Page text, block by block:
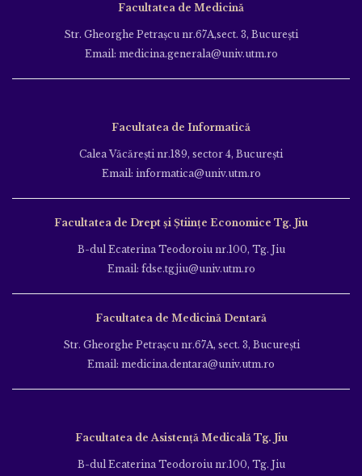
Facultatea de Medicină
Str. Gheorghe Petraşcu nr.67A,sect. 3, Bucureşti
Email: medicina.generala@univ.utm.ro
Facultatea de Informatică
Calea Văcăreşti nr.189, sector 4, Bucureşti
Email: informatica@univ.utm.ro
Facultatea de Drept și Științe Economice Tg. Jiu
B-dul Ecaterina Teodoroiu nr.100, Tg. Jiu
Email: fdse.tgjiu@univ.utm.ro
Facultatea de Medicină Dentară
Str. Gheorghe Petraşcu nr.67A, sect. 3, Bucureşti
Email: medicina.dentara@univ.utm.ro
Facultatea de Asistență Medicală Tg. Jiu
B-dul Ecaterina Teodoroiu nr.100, Tg. Jiu